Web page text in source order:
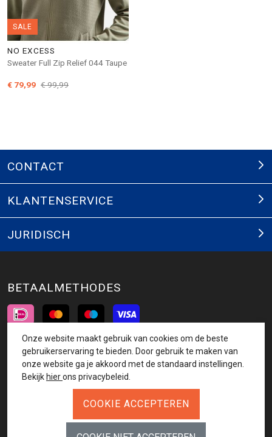
SALE
NO EXCESS
Sweater Full Zip Relief 044 Taupe
€ 79,99 € 99,99
CONTACT
KLANTENSERVICE
JURIDISCH
BETAALMETHODES
INSCHRIJVEN NIEUWSBRIEF
Onze website maakt gebruik van cookies om de beste
gebruikerservaring te bieden. Door gebruik te maken van
onze website ga je akkoord met de standaard instellingen.
Bekijk hierons privacybeleid.